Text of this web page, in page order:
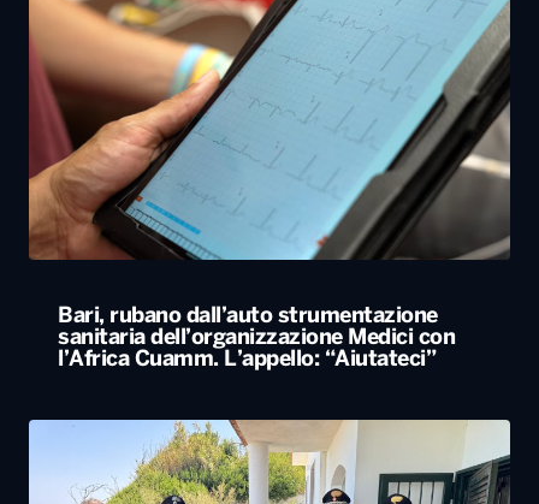
Bari, rubano dall’auto strumentazione
sanitaria dell’organizzazione Medici con
l’Africa Cuamm. L’appello: “Aiutateci”